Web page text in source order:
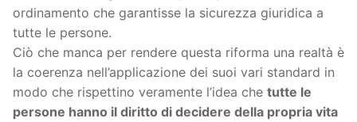
ordinamento che garantisse la sicurezza giuridica a
tutte le persone.
Ciò che manca per rendere questa riforma una realtà è
la coerenza nell’applicazione dei suoi vari standard in
modo che rispettino veramente l’idea che tutte le
persone hanno il diritto di decidere della propria vita